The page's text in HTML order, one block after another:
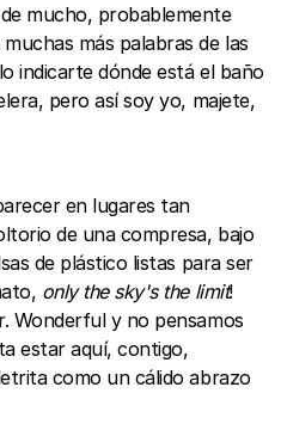
mucho, probablemente
más palabras de las
indicarte dónde está el baño
pero así soy yo, majete,
en lugares tan
de una compresa, bajo
de plástico listas para ser
only the sky's the limit!
Wonderful y no pensamos
estar aquí, contigo,
como un cálido abrazo